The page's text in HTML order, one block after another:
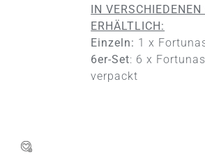
IN
ERHÄLTLICH:
Einzeln: 1 x
6er-Set: 6 x
verpackt